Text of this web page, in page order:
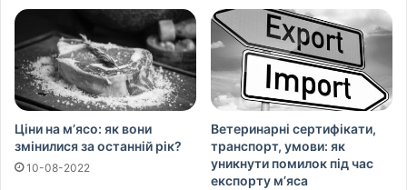
Ціни на м’ясо: як вони
змінилися за останній рік?
10-08-2022
Ветеринарні сертифікати,
транспорт, умови: як
уникнути помилок під час
експорту м’яса